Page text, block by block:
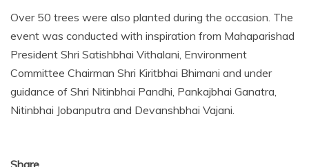
Over 50 trees were also planted during the occasion. The
event was conducted with inspiration from Mahaparishad
President Shri Satishbhai Vithalani, Environment
Committee Chairman Shri Kiritbhai Bhimani and under
guidance of Shri Nitinbhai Pandhi, Pankajbhai Ganatra,
Nitinbhai Jobanputra and Devanshbhai Vajani.
Share